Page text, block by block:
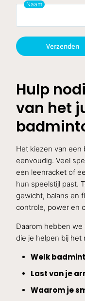
Naam
Verzenden
Hulp
van het
Het kiezen van een
eenvoudig. Veel
een leenracket of
hun speelstijl past.
gewicht, balans en
controle, power en
Daarom hebben
die je helpen bij het
Welk
Last van je
Waarom je